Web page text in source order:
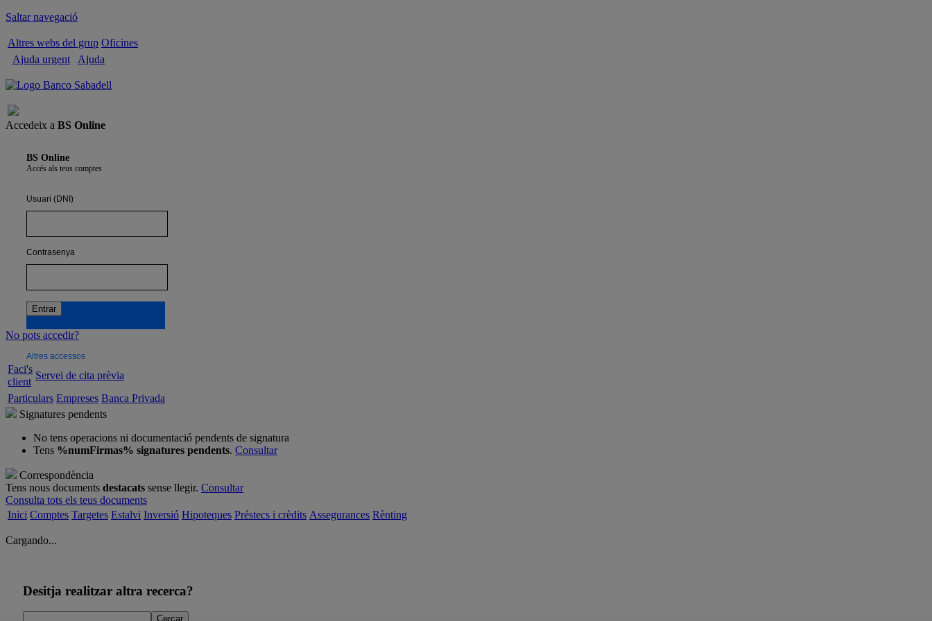
Saltar navegació
Altres webs del grup Oficines
Ajuda urgent
Ajuda
Accedeix a BS Online
BS Online
Accés als teus comptes
Usuari (DNI)
Contrasenya
No pots accedir?
Altres accessos
Faci's
client
Servei de cita prèvia
Particulars Empreses Banca Privada
Signatures pendents
No tens operacions ni documentació pendents de signatura
Tens %numFirmas% signatures pendents. Consultar
Correspondència
Tens nous documents destacats sense llegir. Consultar
Consulta tots els teus documents
Inici Comptes Targetes Estalvi Inversió Hipoteques Préstecs i crèdits Assegurances Rènting
Cargando...
Desitja realitzar altra recerca?